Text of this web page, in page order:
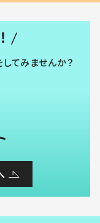
てみませんか？